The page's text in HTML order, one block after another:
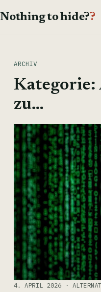
Nothing to hide??
ARCHIV
Kategorie:
zu…
4. APRIL 2026 ·